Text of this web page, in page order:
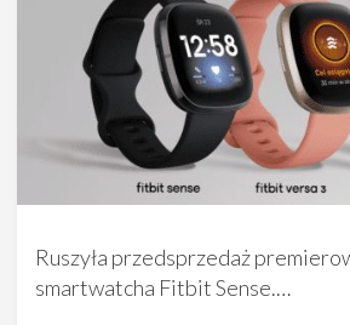
Ruszyła przedsprzedaż
smartwatcha Fitbit Sense.…